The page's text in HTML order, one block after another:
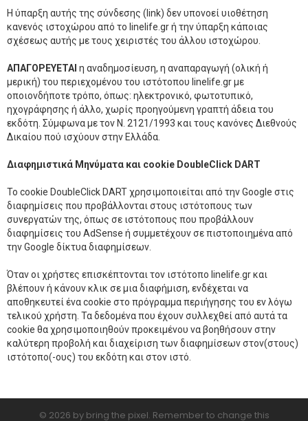
Η ύπαρξη αυτής της σύνδεσης (link) δεν υπονοεί υιοθέτηση
κανενός ιστοχώρου από το linelife.gr ή την ύπαρξη κάποιας
σχέσεως αυτής με τους χειριστές του άλλου ιστοχώρου.
ΑΠΑΓΟΡΕΥΕΤΑΙ η αναδημοσίευση, η αναπαραγωγή (ολική ή
μερική) του περιεχομένου του ιστότοπου linelife.gr με
οποιονδήποτε τρόπο, όπως: ηλεκτρονικό, φωτοτυπικό,
ηχογράφησης ή άλλο, χωρίς προηγούμενη γραπτή άδεια του
εκδότη. Σύμφωνα με τον Ν. 2121/1993 και τους κανόνες Διεθνούς
Δικαίου πού ισχύουν στην Ελλάδα.
Διαφημιστικά Μηνύματα και cookie DoubleClick DART
Το cookie DoubleClick DART χρησιμοποιείται από την Google στις
διαφημίσεις που προβάλλονται στους ιστότοπους των
συνεργατών της, όπως σε ιστότοπους που προβάλλουν
διαφημίσεις του AdSense ή συμμετέχουν σε πιστοποιημένα από
την Google δίκτυα διαφημίσεων.
Όταν οι χρήστες επισκέπτονται τον ιστότοπο linelife.gr και
βλέπουν ή κάνουν κλικ σε μια διαφήμιση, ενδέχεται να
αποθηκευτεί ένα cookie στο πρόγραμμα περιήγησης του εν λόγω
τελικού χρήστη. Τα δεδομένα που έχουν συλλεχθεί από αυτά τα
cookie θα χρησιμοποιηθούν προκειμένου να βοηθήσουν στην
καλύτερη προβολή και διαχείριση των διαφημίσεων στον(στους)
ιστότοπο(-ους) του εκδότη και στον ιστό.
© 2026 by bring the pixel. Remember to change this